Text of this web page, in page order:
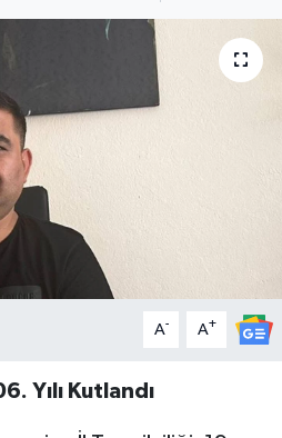
A- A+
Yılı Kutlandı